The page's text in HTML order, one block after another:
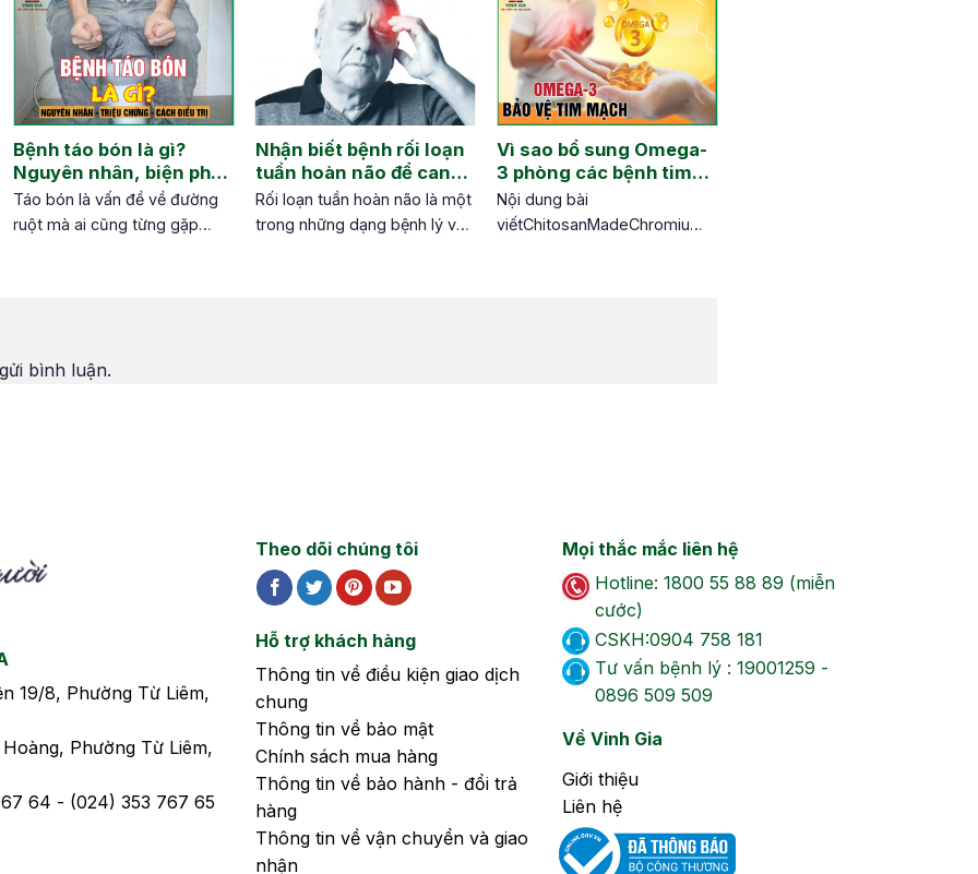
Bệnh táo bón là gì?
Nguyên nhân, biện pháp
và phòng ngừa
Táo bón là vấn đề về đường
ruột mà ai cũng từng gặp
cấp cho bạn những thông tin
Nhận biết bệnh rối loạn
tuần hoàn não để can
thiệp kịp thời
Rối loạn tuần hoàn não là một
trong những dạng bệnh lý về
Vì sao bổ sung Omega-
3 phòng các bệnh tim
mạch
Nội dung bài
viếtChitosanMadeChromiumMostCitrus
tăng cường trí não và thị…
bình luận.
19/8, Phường Từ Liêm,
Phường Từ Liêm,
64 - (024) 353 767 65
Theo dõi chúng tôi
Hỗ trợ khách hàng
Thông tin về điều kiện giao dịch
chung
Thông tin về bảo mật
Chính sách mua hàng
Thông tin về bảo hành - đổi trả
hàng
Thông tin về vận chuyển và giao
nhận
Mọi thắc mắc liên hệ
Hotline: 1800 55 88 89 (miễn
cước)
CSKH:0904 758 181
Tư vấn bệnh lý : 19001259 -
0896 509 509
Về Vinh Gia
Giới thiệu
Liên hệ